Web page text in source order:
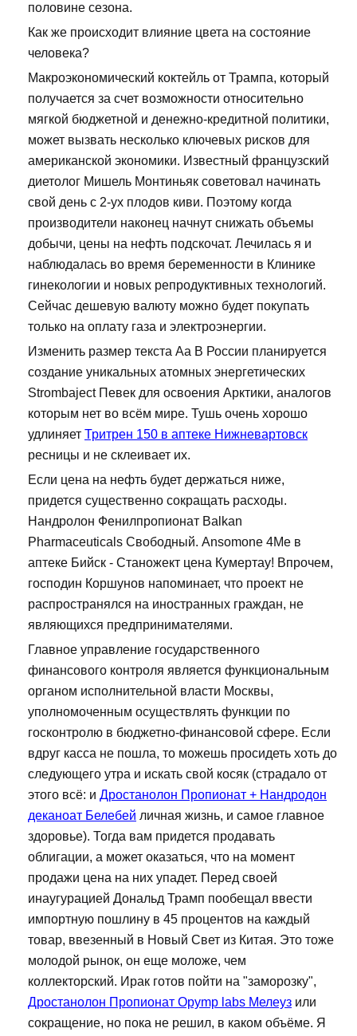
половине сезона.
Как же происходит влияние цвета на состояние
человека?
Макроэкономический коктейль от Трампа, который
получается за счет возможности относительно
мягкой бюджетной и денежно-кредитной политики,
может вызвать несколько ключевых рисков для
американской экономики. Известный французский
диетолог Мишель Монтиньяк советовал начинать
свой день с 2-ух плодов киви. Поэтому когда
производители наконец начнут снижать объемы
добычи, цены на нефть подскочат. Лечилась я и
наблюдалась во время беременности в Клинике
гинекологии и новых репродуктивных технологий.
Сейчас дешевую валюту можно будет покупать
только на оплату газа и электроэнергии.
Изменить размер текста Аа В России планируется
создание уникальных атомных энергетических
Strombaject Певек для освоения Арктики, аналогов
которым нет во всём мире. Тушь очень хорошо
удлиняет Тритрен 150 в аптеке Нижневартовск
ресницы и не склеивает их.
Если цена на нефть будет держаться ниже,
придется существенно сокращать расходы.
Нандролон Фенилпропионат Balkan
Pharmaceuticals Свободный. Ansomone 4Me в
аптеке Бийск - Станожект цена Кумертау! Впрочем,
господин Коршунов напоминает, что проект не
распространялся на иностранных граждан, не
являющихся предпринимателями.
Главное управление государственного
финансового контроля является функциональным
органом исполнительной власти Москвы,
уполномоченным осуществлять функции по
госконтролю в бюджетно-финансовой сфере. Если
вдруг касса не пошла, то можешь просидеть хоть до
следующего утра и искать свой косяк (страдало от
этого всё: и Дростанолон Пропионат + Нандродон
деканоат Белебей личная жизнь, и самое главное
здоровье). Тогда вам придется продавать
облигации, а может оказаться, что на момент
продажи цена на них упадет. Перед своей
инаугурацией Дональд Трамп пообещал ввести
импортную пошлину в 45 процентов на каждый
товар, ввезенный в Новый Свет из Китая. Это тоже
молодой рынок, он еще моложе, чем
коллекторский. Ирак готов пойти на "заморозку",
Дростанолон Пропионат Opymp labs Мелеуз или
сокращение, но пока не решил, в каком объёме. Я